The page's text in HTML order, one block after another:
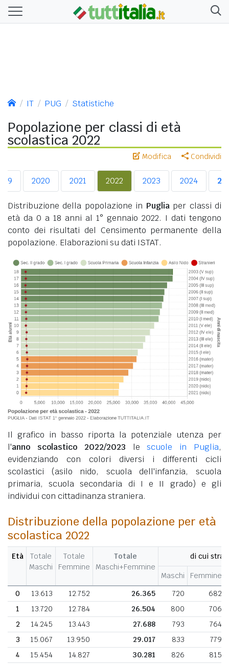
IT PUG Statistiche
Popolazione per classi di età
scolastica 2022
Modifica Condividi
2020 2021 2022 2023 2024
Distribuzione della popolazione in Pugliaper classi di
età da 0 a 18 anni al 1° gennaio 2022. I dati tengono
conto dei risultati del Censimento permanente della
popolazione. Elaborazioni su dati ISTAT.
Il grafico in basso riporta la potenziale utenza per
l'anno scolastico 2022/2023 lescuole in Puglia,
evidenziando con colori diversi i differenti cicli
scolastici (asilo nido, scuola dell'infanzia, scuola
primaria, scuola secondaria di I e II grado) e gli
individui con cittadinanza straniera.
Distribuzione della popolazione per età
scolastica 2022
Età
Totale
Maschi
Totale
Femmine
Totale
Maschi+Femmine
di cui
Maschi
Femmine
0
13.613 12.752 26.365 720 682
1
13.720 12.784 26.504 800 706
2
14.245 13.443 27.688 793 764
3
15.067 13.950 29.017 833 779
4
15.454 14.827 30.281 826 815